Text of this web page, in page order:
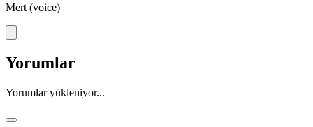
Mert (voice)
Yorumlar
Yorumlar yükleniyor...